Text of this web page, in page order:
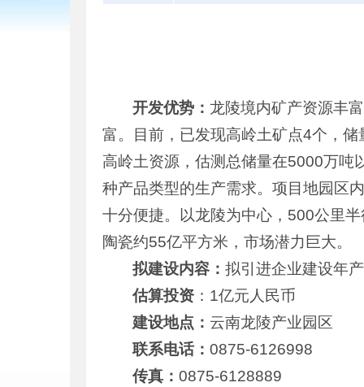
开发优势： 龙陵境内矿产资源丰
富。目前，已发现高岭土矿点4个，
高岭土资源，估测总储量在5000万吨
种产品类型的生产需求。项目地园区
十分便捷。以龙陵为中心，500公里
陶瓷约55亿平方米，市场潜力巨大。
拟建设内容：拟引进企业建设年
估算投资 ：1亿元人民币
建设地点： 云南龙陵产业园区
联系电话：0875-6126998
传真：0875-6128889